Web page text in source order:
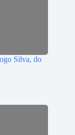
Silva, do